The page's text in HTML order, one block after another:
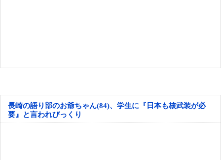
長崎の語り部のお爺ちゃん(84)、学生に『日本も核武装が必
要』と言われびっくり